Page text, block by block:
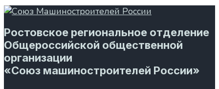
Ростовское региональное отделение
Общероссийской общественной
организации
«Союз машиностроителей России»